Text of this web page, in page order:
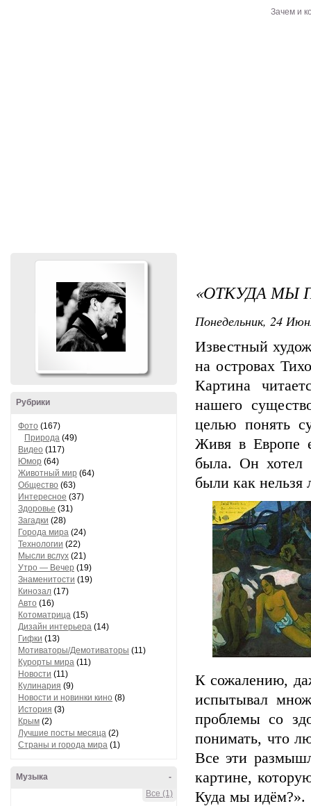
Зачем и
Рубрики
Фото (167)
Природа (49)
Видео (117)
Юмор (64)
Животный мир (64)
Общество (63)
Интересное (37)
Здоровье (31)
Загадки (28)
Города мира (24)
Технологии (22)
Мысли вслух (21)
Утро — Вечер (19)
Знаменитости (19)
Кинозал (17)
Авто (16)
Котоматрица (15)
Дизайн интерьера (14)
Гифки (13)
Мотиваторы/Демотиваторы (11)
Курорты мира (11)
Новости (11)
Кулинария (9)
Новости и новинки кино (8)
История (3)
Крым (2)
Лучшие посты месяца (2)
Страны и города мира (1)
-
Музыка
Все (1)
«ОТКУДА МЫ
Понедельник, 24
Известный
на островах
Картина
нашего
целью понять
Живя в Европе
была. Он хотел
были как нельзя
К сожалению,
испытывал
проблемы со
понимать, что
Все эти
картине,
Куда мы идём?».